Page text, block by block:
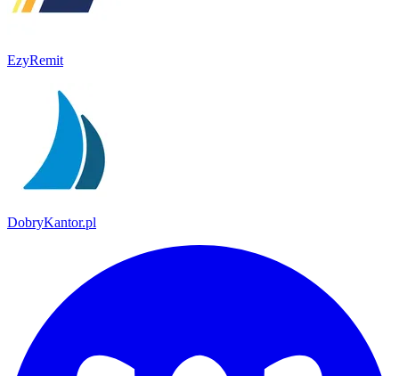
EzyRemit
DobryKantor.pl